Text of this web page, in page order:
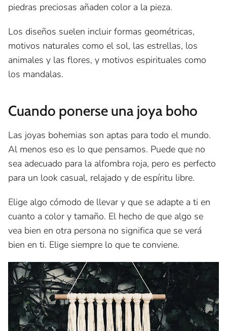
piedras preciosas añaden color a la pieza.
Los diseños suelen incluir formas geométricas,
motivos naturales como el sol, las estrellas, los
animales y las flores, y motivos espirituales como
los mandalas.
Cuando ponerse una joya boho
Las joyas bohemias son aptas para todo el mundo.
Al menos eso es lo que pensamos. Puede que no
sea adecuado para la alfombra roja, pero es perfecto
para un look casual, relajado y de espíritu libre.
Elige algo cómodo de llevar y que se adapte a ti en
cuanto a color y tamaño. El hecho de que algo se
vea bien en otra persona no significa que se verá
bien en ti. Elige siempre lo que te conviene.